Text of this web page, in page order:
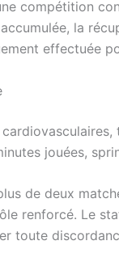
compétition
la
effectuée
jouées,
de deux
renforcé. Le
toute